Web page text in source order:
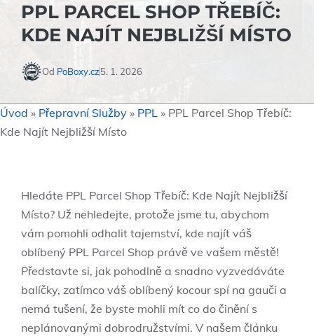
PPL PARCEL SHOP TŘEBÍČ:
KDE NAJÍT NEJBLIŽŠÍ MÍSTO
Od PoBoxy.cz5. 1. 2026
Úvod » Přepravní Služby » PPL » PPL Parcel Shop Třebíč:
Kde Najít Nejbližší Místo
Hledáte PPL Parcel Shop Třebíč: Kde Najít Nejbližší
Místo? Už nehledejte, protože jsme tu, abychom
vám pomohli odhalit tajemství, kde najít váš
oblíbený PPL Parcel Shop právě ve vašem městě!
Představte si, jak pohodlně a snadno vyzvedáváte
balíčky, zatímco váš oblíbený kocour spí na gauči a
nemá tušení, že byste mohli mít co do činění s
neplánovanými dobrodružstvími. V našem článku